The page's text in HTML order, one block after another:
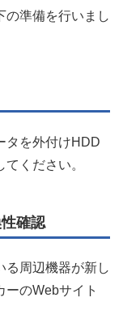
の準備を行いまし
タを外付けHDD
ください。
確認
る周辺機器が新し
ーのWebサイト